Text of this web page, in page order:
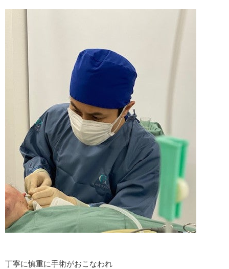
丁寧に慎重に手術がおこなわれ